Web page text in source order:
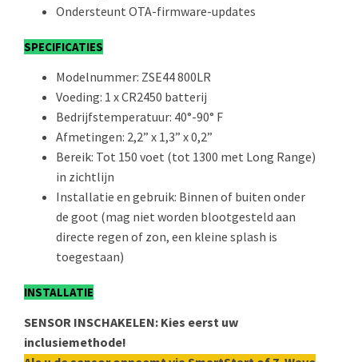
Ondersteunt OTA-firmware-updates
SPECIFICATIES
Modelnummer: ZSE44 800LR
Voeding: 1 x CR2450 batterij
Bedrijfstemperatuur: 40°-90° F
Afmetingen: 2,2” x 1,3” x 0,2”
Bereik: Tot 150 voet (tot 1300 met Long Range)
in zichtlijn
Installatie en gebruik: Binnen of buiten onder
de goot (mag niet worden blootgesteld aan
directe regen of zon, een kleine splash is
toegestaan)
INSTALLATIE
SENSOR INSCHAKELEN: Kies eerst uw
inclusiemethode!